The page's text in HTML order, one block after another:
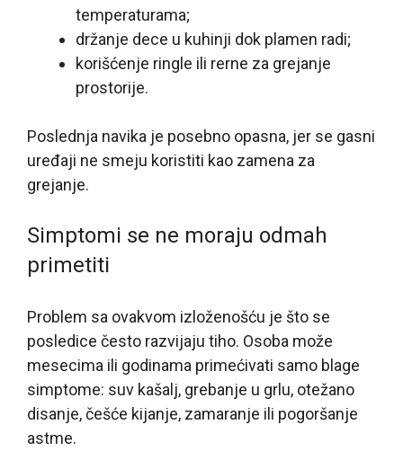
temperaturama;
držanje dece u kuhinji dok plamen radi;
korišćenje ringle ili rerne za grejanje
prostorije.
Poslednja navika je posebno opasna, jer se gasni
uređaji ne smeju koristiti kao zamena za
grejanje.
Simptomi se ne moraju odmah
primetiti
Problem sa ovakvom izloženošću je što se
posledice često razvijaju tiho. Osoba može
mesecima ili godinama primećivati samo blage
simptome: suv kašalj, grebanje u grlu, otežano
disanje, češće kijanje, zamaranje ili pogoršanje
astme.